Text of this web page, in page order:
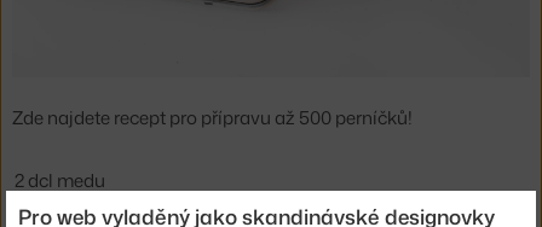
Zde najdete recept pro přípravu až 500 perníčků!
2 dcl medu
Pro web vyladěný jako skandinávské designovky